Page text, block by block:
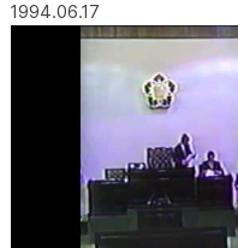
1994.06.17